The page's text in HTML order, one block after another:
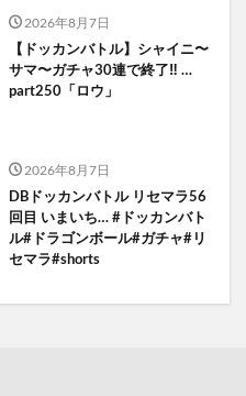
2026年8月7日
【ドッカンバトル】シャイニ〜
サマ〜ガチャ30連で終了‼︎ …
part250「ロウ」
2026年8月7日
DBドッカンバトル リセマラ56
回目 いまいち… #ドッカンバト
ル#ドラゴンボール#ガチャ#リ
セマラ#shorts